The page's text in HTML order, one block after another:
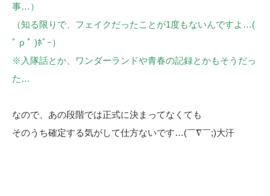
事…）
（知る限りで、フェイクだったことが1度もないんですよ…(
ﾟ ρ ﾟ )ﾎﾞｰ）
※入隊話とか、ワンダーランドや青春の記録とかもそうだっ
た…
なので、あの段階では正式に決まってなくても
そのうち確定する気がして仕方ないです…(￣∇￣;)大汗